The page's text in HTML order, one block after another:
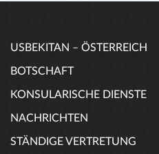
USBEKITAN – ÖSTERREICH
BOTSCHAFT
KONSULARISCHE DIENSTE
NACHRICHTEN
STÄNDIGE VERTRETUNG